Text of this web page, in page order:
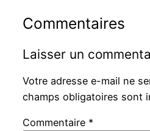
Commentaires
Laisser un
Votre adresse e-mail ne
champs obligatoires sont
Commentaire *